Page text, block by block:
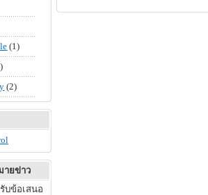
(1)
(2)
ายข่าว
บข้อเสนอ